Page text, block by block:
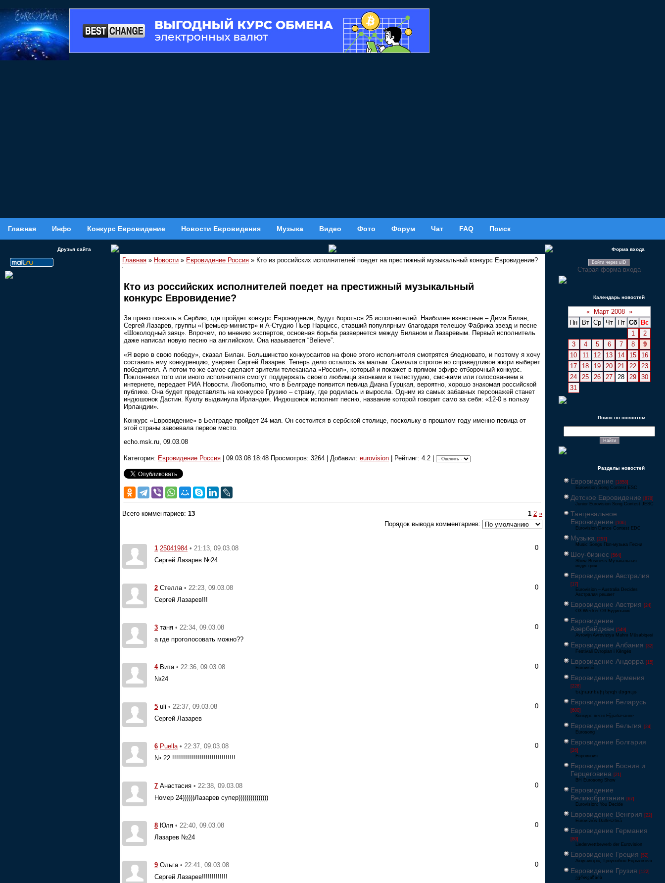
Главная Инфо Конкурс Евровидение Новости Евровидения Музыка Видео Фото Форум Чат FAQ Поиск
Друзья сайта
Главная » Новости » Евровидение Россия » Кто из российских исполнителей поедет на престижный музыкальный конкурс Евровидение?
Кто из российских исполнителей поедет на престижный музыкальный
конкурс Евровидение?
За право поехать в Сербию, где пройдет конкурс Евровидение, будут бороться 25 исполнителей. Наиболее известные – Дима Билан,
Сергей Лазарев, группы «Премьер-министр» и А-Студио Пьер Нарцисс, ставший популярным благодаря телешоу Фабрика звезд и песне
«Шоколодный заяц». Впрочем, по мнению экспертов, основная борьба развернется между Биланом и Лазаревым. Первый исполнитель
даже написал новую песню на английском. Она называется “Believe”.
«Я верю в свою победу», сказал Билан. Большинство конкурсантов на фоне этого исполнителя смотрятся бледновато, и поэтому я хочу
составить ему конкуренцию, уверяет Сергей Лазарев. Теперь дело осталось за малым. Сначала строгое но справедливое жюри выберет
победителя. А потом то же самое сделают зрители телеканала «Россия», который и покажет в прямом эфире отборочный конкурс.
Поклонники того или иного исполнителя смогут поддержать своего любимца звонками в телестудию, смс-ками или голосованием в
интернете, передает РИА Новости. Любопытно, что в Белграде появится певица Диана Гурцкая, вероятно, хорошо знакомая российской
публике. Она будет представлять на конкурсе Грузию – страну, где родилась и выросла. Одним из самых забавных персонажей станет
индюшонок Дастин. Куклу выдвинула Ирландия. Индюшонок исполнит песню, название которой говорит само за себя: «12-0 в пользу
Ирландии».
Конкурс «Евровидение» в Белграде пройдет 24 мая. Он состоится в сербской столице, поскольку в прошлом году именно певица от
этой страны завоевала первое место.
echo.msk.ru, 09.03.08
Категория: Евровидение Россия 09.03.08 18:48 Просмотров: 3264 | Добавил: eurovision | Рейтинг: 4.2 |
Всего комментариев: 13 1 2 »
Порядок вывода комментариев:
0
1 25041984 • 21:13, 09.03.08
Сергей Лазарев №24
0
2 Стелла • 22:23, 09.03.08
Сергей Лазарев!!!
0
3 таня • 22:34, 09.03.08
а где проголосовать можно??
0
4 Вита • 22:36, 09.03.08
№24
0
5 uli • 22:37, 09.03.08
Сергей Лазарев
0
6 Puella • 22:37, 09.03.08
№ 22 !!!!!!!!!!!!!!!!!!!!!!!!!!!!!!!!
0
7 Анастасия • 22:38, 09.03.08
Номер 24))))))Лазарев супер)))))))))))))))
0
8 Юля • 22:40, 09.03.08
Лазарев №24
0
9 Ольга • 22:41, 09.03.08
Сергей Лазарев!!!!!!!!!!!!!
Форма входа
Войти через uID
Старая форма входа
Календарь новостей
« Март 2008 »
Пн
Вт Ср Чт Пт Сб
Вс
1
2
3
4 5 6 7 8
9
10
11 12 13 14 15
16
17
18 19 20 21 22
23
24
25 26 27 28 29
30
31
Поиск по новостям
Разделы новостей
Евровидение [1858]
Eurovision Song Contest ESC
Детское Евровидение [878]
Junior Eurovision Song Contest JESC
Танцевальное
Евровидение [106]
Eurovision Dance Contest EDC
Музыка [257]
Music Songs Поп-музыка Песни
Шоу-бизнес [564]
Show Business Музыкальная
индустрия
Евровидение Австралия
[17]
Eurovision – Australia Decides
Австралия решает
Евровидение Австрия [24]
Ö3-Wecker Ö3 Будильник
Евровидение
Азербайджан [549]
Avrovijn Avroviziya Mahnı Müsabiqəsi
Евровидение Албания [32]
Festivali Evropian i Këngës
Евровидение Андорра [15]
Eurovisió
Евровидение Армения
[228]
Եվրատեսիլ երգի մրցույթ
Евровидение Беларусь
[600]
Конкурс песні Еўрабачанне
Евровидение Бельгия [24]
Eurosong
Евровидение Болгария
[26]
Евровизия
Евровидение Босния и
Герцеговина [21]
BH Eurosong Show
Евровидение
Великобритания [67]
Eurovision: You Decide
Евровидение Венгрия [22]
Eurovíziós Dalfesztivá
Евровидение Германия
[80]
Liederwettbewerb der Eurovision
Евровидение Греция [52]
Διαγωνισμός Τραγουδιού Ευρώεικονα
Евровидение Грузия [122]
ევროვიზიის